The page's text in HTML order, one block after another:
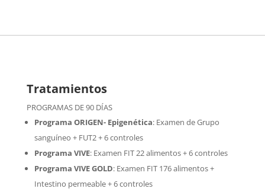
Tratamientos
PROGRAMAS DE 90 DÍAS
Programa ORIGEN- Epigenética:Examen de Grupo
sanguíneo + FUT2 + 6 controles
Programa VIVE: Examen FIT 22 alimentos + 6 controles
Programa VIVE GOLD: Examen FIT 176 alimentos +
Intestino permeable + 6 controles